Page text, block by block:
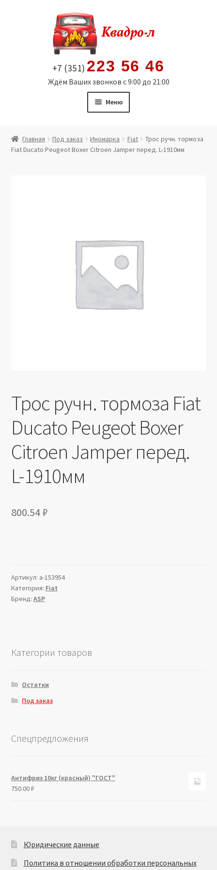
содержимому
+7 (351) 223 56 46
Ждём Ваших звонков с 9:00 до 21:00
Меню
Витрина
Юридические данные
Главная Под заказ Иномарка Fiat
Трос ручн. тормоза
Fiat Ducato Peugeot Boxer Citroen Jamper перед. L-1910мм
Трос ручн. тормоза Fiat
Ducato Peugeot Boxer
Citroen Jamper перед.
L-1910мм
800.54₽
Артикул: a-153954
Категория: Fiat
Бренд: ASP
Категории товаров
Остатки
Под заказ
Спецпредложения
Антифриз 10кг (красный) "ГОСТ"
750.00₽
Юридические данные
Политика в отношении обработки персональных